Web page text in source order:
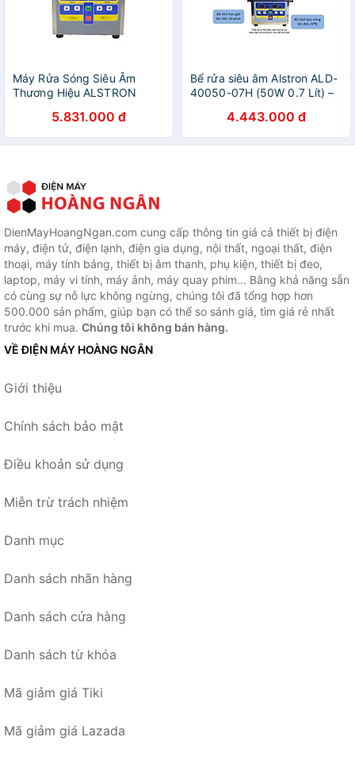
Máy Rửa Sóng Siêu Âm
Thương Hiệu ALSTRON
Cleaner5.831.000 đ
Bể rửa siêu âm Alstron ALD-
40050-07H (50W 0.7 Lít) –
Series Ultrasonic Cleaner –
Alstron Việt Nam
4.443.000 đ
DienMayHoangNgan.com cung cấp thông tin giá cả thiết bị điện
máy, điện tử, điện lạnh, điện gia dụng, nội thất, ngoại thất, điện
thoại, máy tính bảng, thiết bị âm thanh, phụ kiện, thiết bị đeo,
laptop, máy vi tính, máy ảnh, máy quay phim... Bằng khả năng sẵn
có cùng sự nỗ lực không ngừng, chúng tôi đã tổng hợp hơn
500.000 sản phẩm, giúp bạn có thể so sánh giá, tìm giá rẻ nhất
trước khi mua. Chúng tôi không bán hàng.
VỀ ĐIỆN MÁY HOÀNG NGÂN
Giới thiệu
Chính sách bảo mật
Điều khoản sử dụng
Miễn trừ trách nhiệm
Danh mục
Danh sách nhãn hàng
Danh sách cửa hàng
Danh sách từ khóa
Mã giảm giá Tiki
Mã giảm giá Lazada